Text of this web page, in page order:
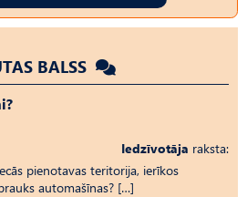
BALSS
Iedzīvotāja raksta:
pienotavas teritorija, ierīkos
automašīnas? […]